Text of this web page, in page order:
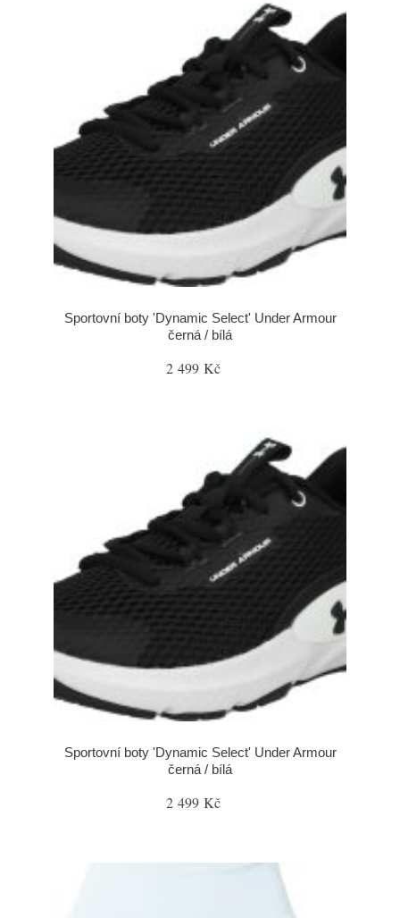
Sportovní boty 'Dynamic Select' Under Armour
černá / bílá
2 499 Kč
Sportovní boty 'Dynamic Select' Under Armour
černá / bílá
2 499 Kč